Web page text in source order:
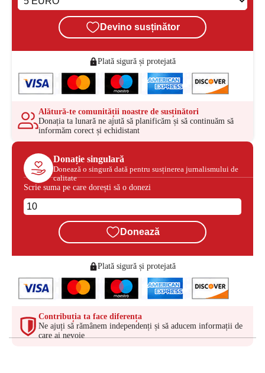
Devino susținător
Plată sigură și protejată
Alătură-te comunității noastre de susținători
Donația ta lunară ne ajută să planificăm și să continuăm să
informăm corect și echidistant
Donație singulară
Donează o singură dată pentru susținerea jurnalismului de
calitate
Scrie suma pe care dorești să o donezi
Donează
Plată sigură și protejată
Contribuția ta face diferența
Ne ajuți să rămânem independenți și să aducem informații de
care ai nevoie